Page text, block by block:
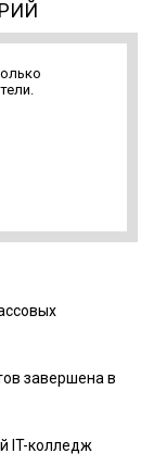
завершена в
IT-колледж